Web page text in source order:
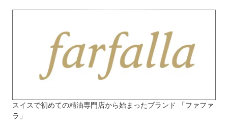
スイスで初めての精油専門店から始まったブランド 「ファファ
ラ」